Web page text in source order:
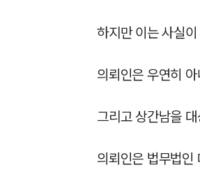
하지만 이는 사실
의뢰인은 우연히
그리고 상간남을
의뢰인은 법무법인